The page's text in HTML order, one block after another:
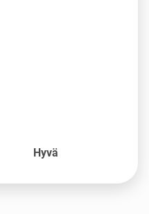
Hyvä